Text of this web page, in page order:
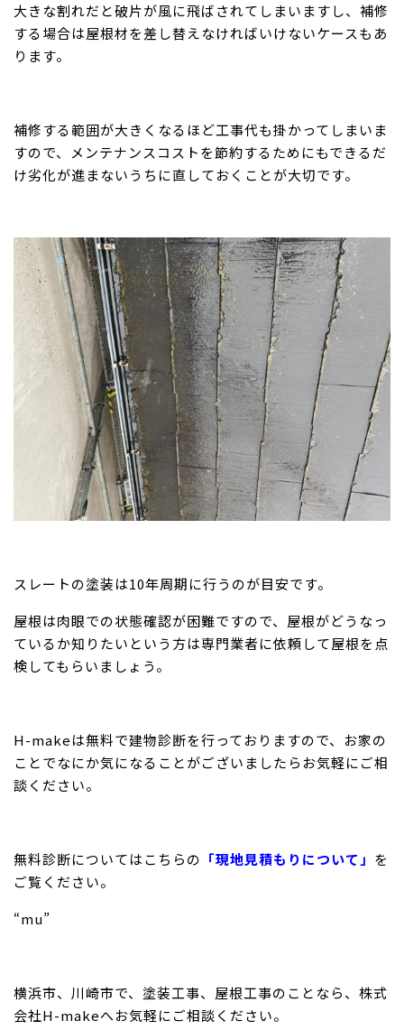
大きな割れだと破片が風に飛ばされてしまいますし、補修
する場合は屋根材を差し替えなければいけないケースもあ
ります。
補修する範囲が大きくなるほど工事代も掛かってしまいま
すので、メンテナンスコストを節約するためにもできるだ
け劣化が進まないうちに直しておくことが大切です。
スレートの塗装は10年周期に行うのが目安です。
屋根は肉眼での状態確認が困難ですので、屋根がどうなっ
ているか知りたいという方は専門業者に依頼して屋根を点
検してもらいましょう。
H-makeは無料で建物診断を行っておりますので、お家の
ことでなにか気になることがございましたらお気軽にご相
談ください。
無料診断についてはこちらの 「現地見積もりについて」 を
ご覧ください。
“mu”
横浜市、川崎市で、塗装工事、屋根工事のことなら、株式
会社H-makeへお気軽にご相談ください。